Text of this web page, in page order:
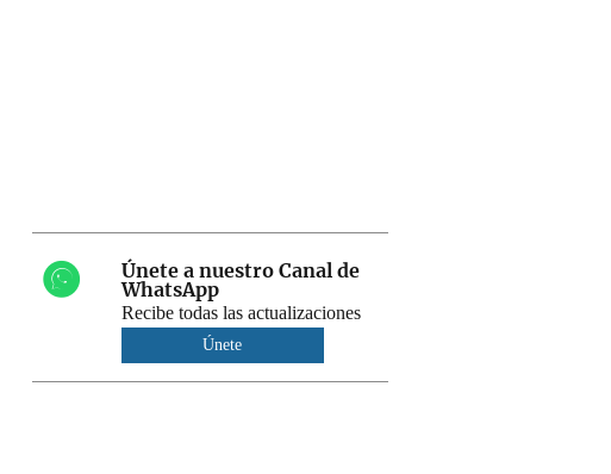
Únete a nuestro Canal de
WhatsApp
Recibe todas las actualizaciones
Únete